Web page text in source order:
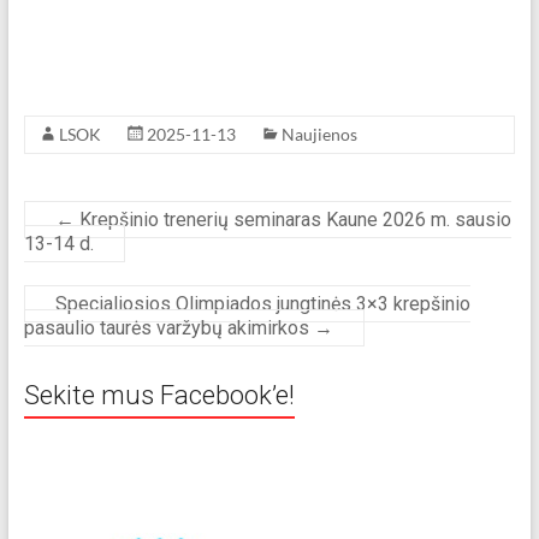
LSOK 2025-11-13 Naujienos
← Krepšinio trenerių seminaras Kaune 2026 m. sausio
13-14 d.
Specialiosios Olimpiados jungtinės 3×3 krepšinio
pasaulio taurės varžybų akimirkos →
Sekite mus Facebook’e!